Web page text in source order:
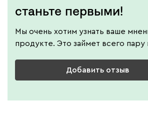
станьте первыми!
Мы очень хотим узнать ваше
продукте. Это займет всего пару
Добавить отзыв